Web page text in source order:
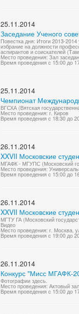
25.11.2014
Заседание Ученого
Повестка дня: Итоги 2013-
избрание на должности
аспирантов и соискателей
Место проведения: Зал
Время проведения с 15:00 до
25.11.2014
Чемпионат
ВГСХА (Вятская
Место проведения: г. Киров
Время проведения с 18:30 до
26.11.2014
XXVII Московские
МГАФК - МГУПС (Московский
Место проведения:
Время проведения с 15:00 до
26.11.2014
XXVII Московские
МГТУ ГА (Московский
Видео
Место проведения: г. Москва,
Время проведения с 19:00 до
26.11.2014
Конкурс "Мисс МГАФК-
Фотографии здесь.
Место проведения: Актовый
Время проведения с 15:00 до